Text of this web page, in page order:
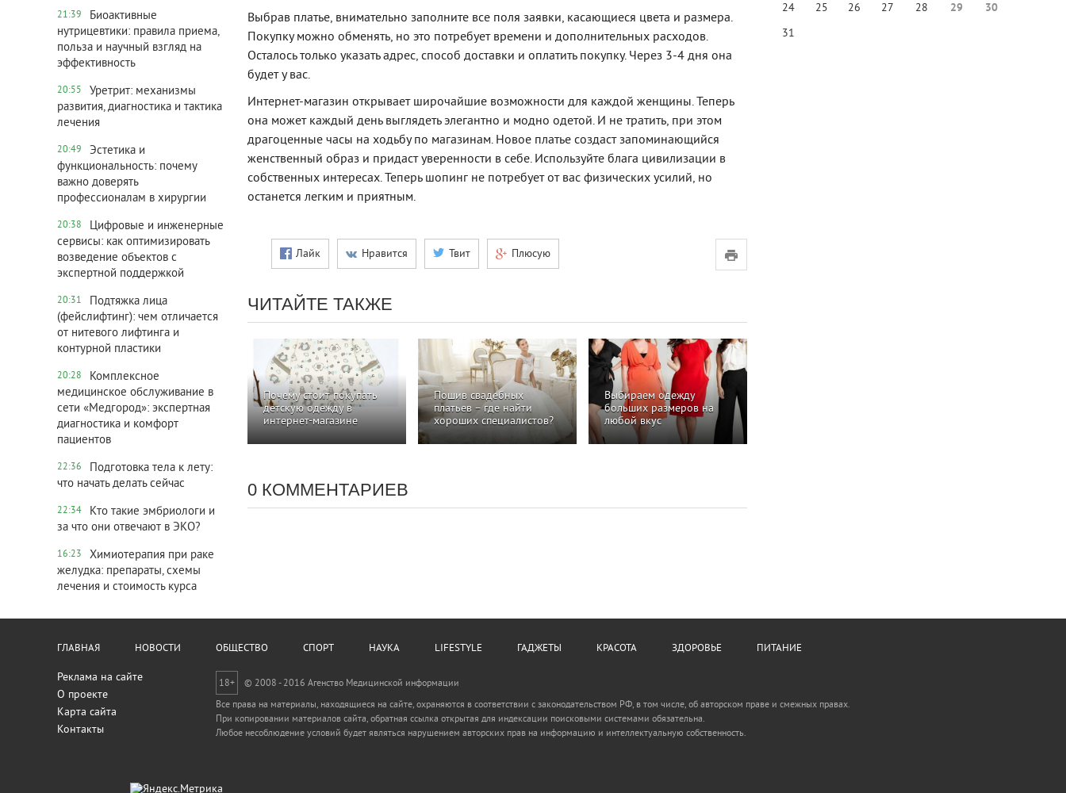
21:39
Биоактивные
нутрицевтики: правила приема,
польза и научный взгляд на
эффективность
20:55
Уретрит: механизмы
развития, диагностика и тактика
лечения
20:49
Эстетика и
функциональность: почему
важно доверять
профессионалам в хирургии
20:38
Цифровые и инженерные
сервисы: как оптимизировать
возведение объектов с
экспертной поддержкой
20:31
Подтяжка лица
(фейслифтинг): чем отличается
от нитевого лифтинга и
контурной пластики
20:28
Комплексное
медицинское обслуживание в
сети «Медгород»: экспертная
диагностика и комфорт
пациентов
22:36
Подготовка тела к лету:
что начать делать сейчас
22:34
Кто такие эмбриологи и
за что они отвечают в ЭКО?
16:23
Химиотерапия при раке
желудка: препараты, схемы
лечения и стоимость курса
Выбрав платье, внимательно заполните все поля заявки, касающиеся цвета и размера.
Покупку можно обменять, но это потребует времени и дополнительных расходов.
Осталось только указать адрес, способ доставки и оплатить покупку. Через 3-4 дня она
будет у вас.
Интернет-магазин открывает широчайшие возможности для каждой женщины. Теперь
она может каждый день выглядеть элегантно и модно одетой. И не тратить, при этом
драгоценные часы на ходьбу по магазинам. Новое платье создаст запоминающийся
женственный образ и придаст уверенности в себе. Используйте блага цивилизации в
собственных интересах. Теперь шопинг не потребует от вас физических усилий, но
останется легким и приятным.
Лайк Нравится Твит Плюсую
ЧИТАЙТЕ ТАКЖЕ
Почему стоит покупать
детскую одежду в
интернет-магазине
Пошив свадебных
платьев – где найти
хороших специалистов?
Выбираем одежду
больших размеров на
любой вкус
0 КОММЕНТАРИЕВ
24
25 26 27 28 29
30
31
ГЛАВНАЯ НОВОСТИ ОБЩЕСТВО СПОРТ НАУКА LIFESTYLE ГАДЖЕТЫ КРАСОТА ЗДОРОВЬЕ ПИТАНИЕ
Реклама на сайте
О проекте
Карта сайта
Контакты
18+
© 2008 - 2016 Агенство Медицинской информации
Все права на материалы, находящиеся на сайте, охраняются в соответствии с законодательством РФ, в том числе, об авторском праве и смежных правах.
При копировании материалов сайта, обратная ссылка открытая для индексации поисковыми системами обязательна.
Любое несоблюдение условий будет являться нарушением авторских прав на информацию и интеллектуальную собственность.